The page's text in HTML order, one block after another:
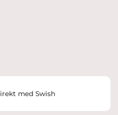
med Swish